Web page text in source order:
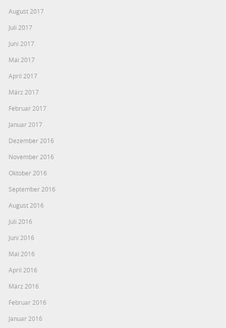
August 2017
Juli 2017
Juni 2017
Mai 2017
April 2017
März 2017
Februar 2017
Januar 2017
Dezember 2016
November 2016
Oktober 2016
September 2016
August 2016
Juli 2016
Juni 2016
Mai 2016
April 2016
März 2016
Februar 2016
Januar 2016